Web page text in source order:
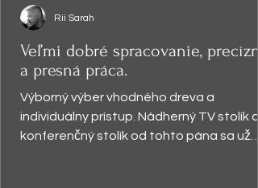
Veľmi dobré spracovanie, precízna
a presná práca.
Výborný výber vhodného dreva a
individuálny prístup. Nádherný TV stolík a
konferenčný stolík od tohto pána sa už
Rii Sarah